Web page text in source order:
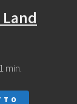
min.